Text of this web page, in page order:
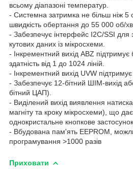
всьому діапазоні температур.
- Системна затримка не більш ніж 5
швидкість обертання до 55 000 об/хв.
- Забезпечує інтерфейс I2C/SSI для
кутових даних із мікросхеми.
- Інкрементний вихід ABZ підтримує
здатність від 1 до 1024 ліній.
- Інкрементний вихід UVW
- Забезпечує 12-бітний ШІМ-вихід
бітний ЦАП).
- Виділений вихід виявлення
магніту та кроку мікросхеми), що
однокристальне кнопкове застосунок
- Вбудована пам'ять EEPROM,
програмування >1000 разів
Приховати